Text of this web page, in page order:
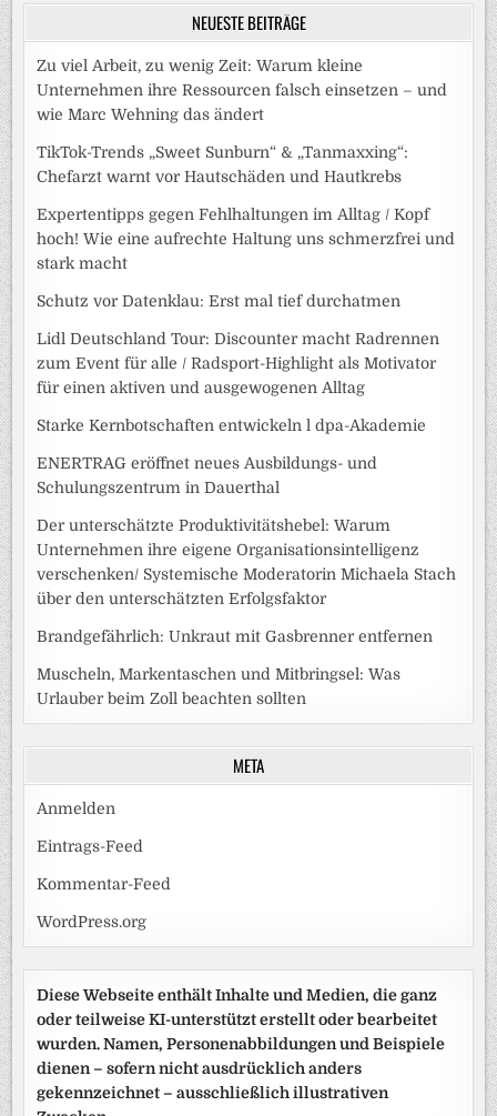
NEUESTE BEITRÄGE
Zu viel Arbeit, zu wenig Zeit: Warum kleine
Unternehmen ihre Ressourcen falsch einsetzen – und
wie Marc Wehning das ändert
TikTok-Trends „Sweet Sunburn“ & „Tanmaxxing“:
Chefarzt warnt vor Hautschäden und Hautkrebs
Expertentipps gegen Fehlhaltungen im Alltag / Kopf
hoch! Wie eine aufrechte Haltung uns schmerzfrei und
stark macht
Schutz vor Datenklau: Erst mal tief durchatmen
Lidl Deutschland Tour: Discounter macht Radrennen
zum Event für alle / Radsport-Highlight als Motivator
für einen aktiven und ausgewogenen Alltag
Starke Kernbotschaften entwickeln l dpa-Akademie
ENERTRAG eröffnet neues Ausbildungs- und
Schulungszentrum in Dauerthal
Der unterschätzte Produktivitätshebel: Warum
Unternehmen ihre eigene Organisationsintelligenz
verschenken/ Systemische Moderatorin Michaela Stach
über den unterschätzten Erfolgsfaktor
Brandgefährlich: Unkraut mit Gasbrenner entfernen
Muscheln, Markentaschen und Mitbringsel: Was
Urlauber beim Zoll beachten sollten
META
Anmelden
Eintrags-Feed
Kommentar-Feed
WordPress.org
Diese Webseite enthält Inhalte und Medien, die ganz
oder teilweise KI-unterstützt erstellt oder bearbeitet
wurden. Namen, Personenabbildungen und Beispiele
dienen – sofern nicht ausdrücklich anders
gekennzeichnet – ausschließlich illustrativen